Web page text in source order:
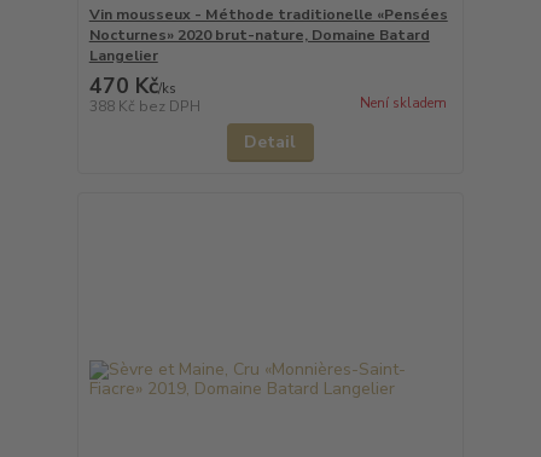
Vin mousseux - Méthode traditionelle «Pensées
Nocturnes» 2020 brut-nature, Domaine Batard
Langelier
470 Kč/ks
388 Kč bez DPH Není skladem
Detail